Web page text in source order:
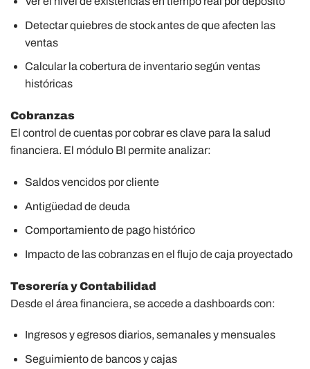
Detectar quiebres de stock antes de que afecten las
ventas
Calcular la cobertura de inventario según ventas
históricas
Cobranzas
El control de cuentas por cobrar es clave para la salud
financiera. El módulo BI permite analizar:
Saldos vencidos por cliente
Antigüedad de deuda
Comportamiento de pago histórico
Impacto de las cobranzas en el flujo de caja proyectado
Tesorería y Contabilidad
Desde el área financiera, se accede a dashboards con:
Ingresos y egresos diarios, semanales y mensuales
Seguimiento de bancos y cajas